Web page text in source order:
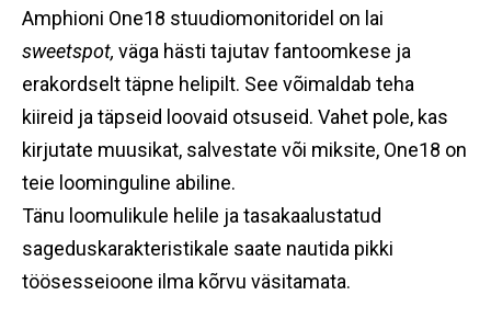
Amphioni One18 stuudiomonitoridel on lai
sweetspot, väga hästi tajutav fantoomkese ja
erakordselt täpne helipilt. See võimaldab teha
kiireid ja täpseid loovaid otsuseid. Vahet pole, kas
kirjutate muusikat, salvestate või miksite, One18 on
teie loominguline abiline.
Tänu loomulikule helile ja tasakaalustatud
sageduskarakteristikale saate nautida pikki
töösesseioone ilma kõrvu väsitamata.